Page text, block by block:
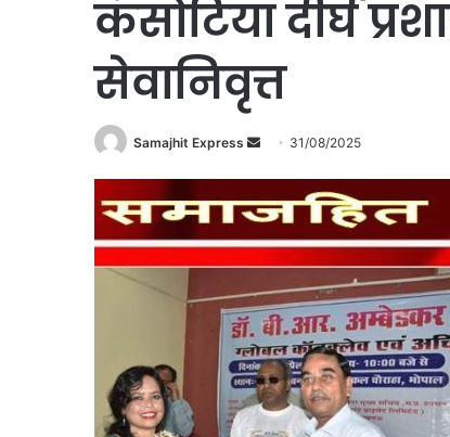
कंसोटिया दीर्घ
सेवानिवृत्त
Samajhit Express
Send 31/08/2025